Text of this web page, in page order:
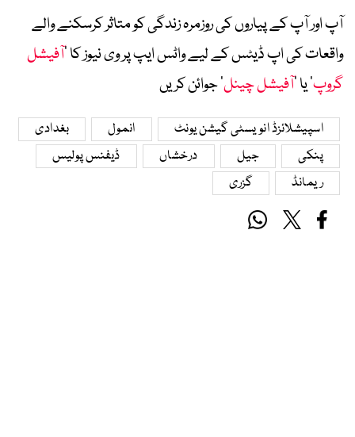
آپ اور آپ کے پیاروں کی روزمرہ زندگی کو متاثر کرسکنے والے
واقعات کی اپ ڈیٹس کے لیے واٹس ایپ پر وی نیوز کا ’آفیشل
گروپ‘ یا ’آفیشل چینل‘ جوائن کریں
اسپیشلائزڈ انویسٹی گیشن یونٹ انمول
بغدادی
پنکی
جیل درخشاں
ڈیفنس پولیس
ریمانڈ
گزری